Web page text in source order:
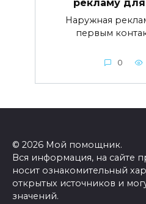
Наружная
первым
0
© 2026 Мой помощник.
Вся информация, на сайте
носит ознакомительный
открытых источников и
значений.